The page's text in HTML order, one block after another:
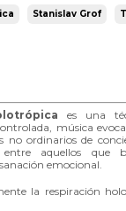
Stanislav Grof
es una
música
no ordinarios de
entre aquellos que
emocional.
la respiración